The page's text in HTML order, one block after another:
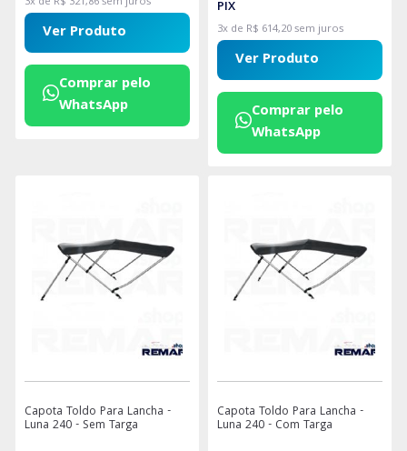
Ver Produto
Comprar pelo
WhatsApp
PIX
3x de R$ 614,20 sem juros
Ver Produto
Comprar pelo
WhatsApp
Capota Toldo Para Lancha -
Luna 240 - Sem Targa
Capota Toldo Para Lancha -
Luna 240 - Com Targa